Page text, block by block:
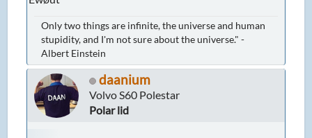
Only two things are infinite, the universe and human
stupidity, and I'm not sure about the universe." -
Albert Einstein
daanium
Volvo S60 Polestar
Polar lid